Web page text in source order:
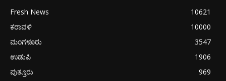
Fresh News
10621
ಕರಾವಳಿ
10000
ಮಂಗಳೂರು
3547
ಉಡುಪಿ
1906
ಪುತ್ತೂರು
969